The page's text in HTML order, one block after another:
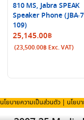
810 MS, Jabra SPEAK
Speaker Phone (JBA-
109)
25,145.00฿
(23,500.00฿ Exc. VAT)
นโยบายความเป็นส่วนตัว | นโยบ